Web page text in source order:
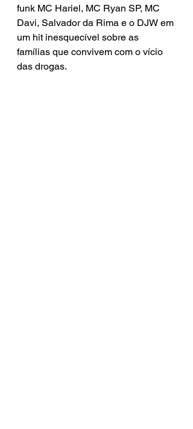
funk MC Hariel, MC Ryan SP, MC
Davi, Salvador da Rima e o DJW em
um hit inesquecível sobre as
famílias que convivem com o vício
das drogas.